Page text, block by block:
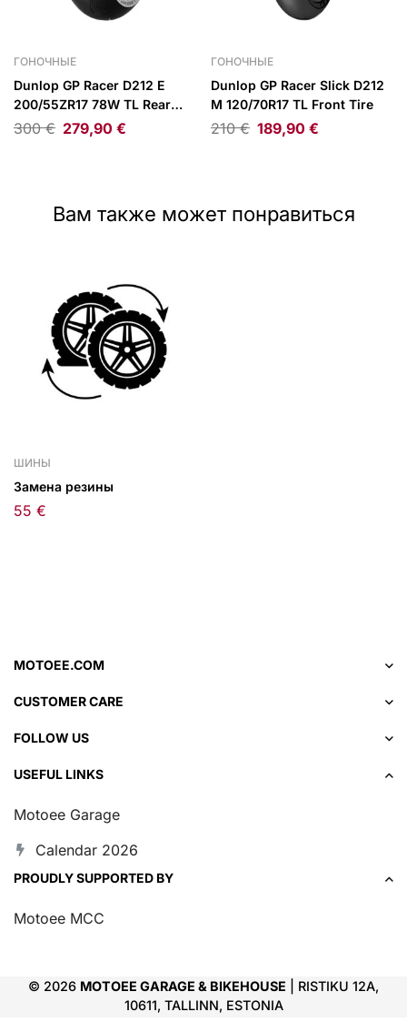
ГОНОЧНЫЕ
Dunlop GP Racer D212 E
200/55ZR17 78W TL Rear
Tire
300€ 279,90 €
ГОНОЧНЫЕ
Dunlop GP Racer Slick D212
M 120/70R17 TL Front Tire
210€ 189,90 €
Вам также может понравиться
ШИНЫ
Замена резины
55 €
MOTOEE.COM
CUSTOMER CARE
FOLLOW US
USEFUL LINKS
Motoee Garage
Calendar 2026
PROUDLY SUPPORTED BY
Motoee MCC
© 2026 MOTOEE GARAGE & BIKEHOUSE | RISTIKU 12A,
10611, TALLINN, ESTONIA